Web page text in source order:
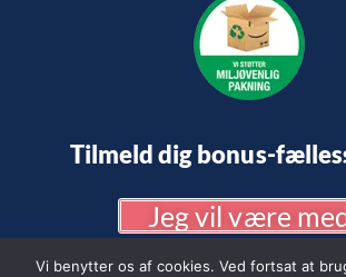
Vi benytter os af cookies. Ved fortsat at
Tilmeld dig bonus-
Jeg vil være